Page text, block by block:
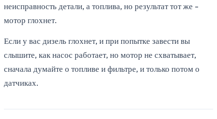
неисправность детали, а топлива, но результат тот же -
мотор глохнет.
Если у вас дизель глохнет, и при попытке завести вы
слышите, как насос работает, но мотор не схватывает,
сначала думайте о топливе и фильтре, и только потом о
датчиках.